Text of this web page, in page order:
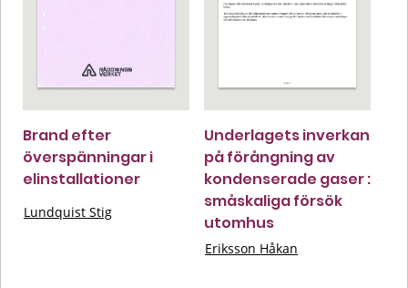
Brand efter
överspänningar i
elinstallationer
Lundquist Stig
Underlagets inverkan
på förångning av
kondenserade gaser :
småskaliga försök
utomhus
Eriksson Håkan